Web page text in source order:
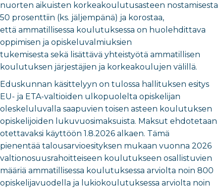
nuorten aikuisten korkeakoulutusasteen nostamisesta
50 prosenttiin (ks. jäljempänä) ja korostaa,
että ammatillisessa koulutuksessa on huolehdittava
oppimisen ja opiskeluvalmiuksien
tukemisesta sekä lisättävä yhteistyötä ammatillisen
koulutuksen järjestäjien ja korkeakoulujen välillä.
Eduskunnan käsittelyyn on tulossa hallituksen esitys
EU- ja ETA-valtioiden ulkopuolelta opiskelijan
oleskeluluvalla saapuvien toisen asteen koulutuksen
opiskelijoiden lukuvuosimaksuista. Maksut ehdotetaan
otettavaksi käyttöön 1.8.2026 alkaen. Tämä
pienentää talousarvioesityksen mukaan vuonna 2026
valtionosuusrahoitteiseen koulutukseen osallistuvien
määriä ammatillisessa koulutuksessa arviolta noin 800
opiskelijavuodella ja lukiokoulutuksessa arviolta noin